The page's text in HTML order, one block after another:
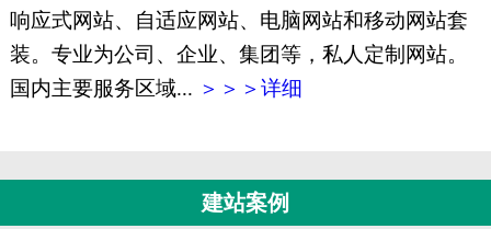
响应式网站、自适应网站、电脑网站和移动网站套
装。专业为公司、企业、集团等，私人定制网站。
国内主要服务区域... ＞＞＞详细
建站案例